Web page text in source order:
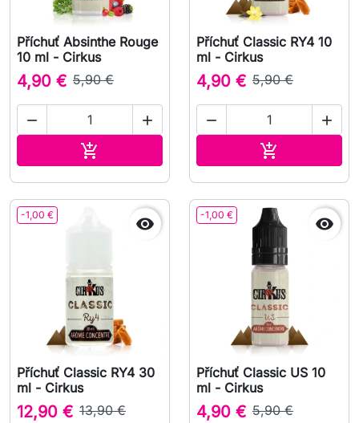
Příchuť Absinthe Rouge
10 ml - Cirkus
4,90 € 5,90 €
 

Příchuť Classic RY4 10
ml - Cirkus
4,90 € 5,90 €
 

-1,00 € 
Příchuť Classic RY4 30
ml - Cirkus
12,90 € 13,90 €
-1,00 € 
Příchuť Classic US 10
ml - Cirkus
4,90 € 5,90 €